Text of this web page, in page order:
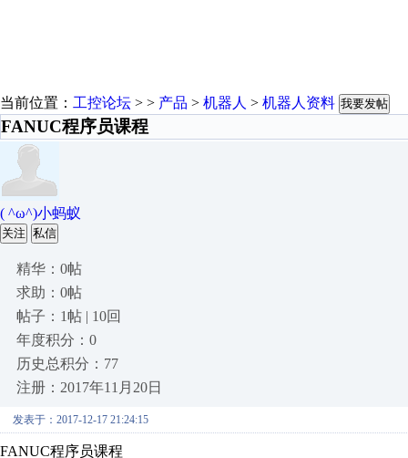
当前位置： 工控论坛 > > 产品 > 机器人 > 机器人资料 我要发帖
FANUC程序员课程
( ^ω^)小蚂蚁
关注 私信
精华：0帖
求助：0帖
帖子：1帖 | 10回
年度积分：0
历史总积分：77
注册：2017年11月20日
发表于：2017-12-17 21:24:15
FANUC程序员课程